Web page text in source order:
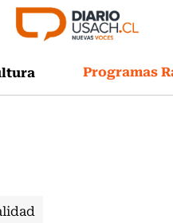
Programas